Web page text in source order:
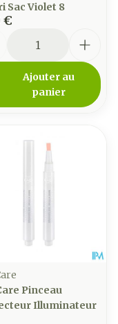
Sac Violet 8
€
Ajouter au
panier
Pinceau
Illuminateur